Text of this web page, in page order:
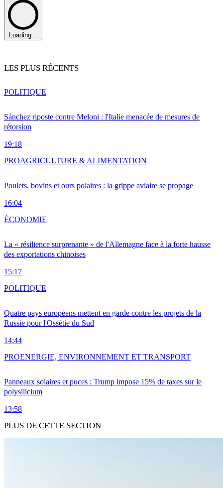
Loading...
LES PLUS RÉCENTS
Sánchez riposte contre Meloni : l'Italie menacée de mesures de
rétorsion
19:18
POLITIQUE
Poulets, bovins et ours polaires : la grippe aviaire se propage
16:04
PROAGRICULTURE & ALIMENTATION
La « résilience surprenante » de l'Allemagne face à la forte hausse
des exportations chinoises
15:17
ÉCONOMIE
Quatre pays européens mettent en garde contre les projets de la
Russie pour l'Ossétie du Sud
14:44
POLITIQUE
Panneaux solaires et puces : Trump impose 15% de taxes sur le
polysilicium
13:58
PROENERGIE, ENVIRONNEMENT ET TRANSPORT
PLUS DE CETTE SECTION